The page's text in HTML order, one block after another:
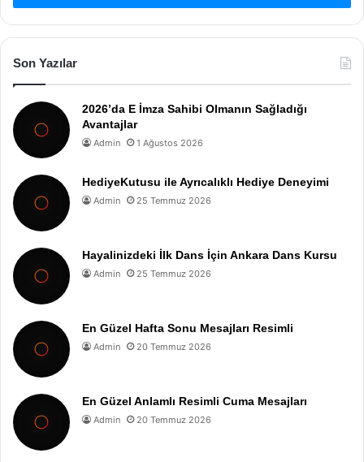
Son Yazılar
2026’da E İmza Sahibi Olmanın Sağladığı
Avantajlar
Admin 1 Ağustos 2026
HediyeKutusu ile Ayrıcalıklı Hediye Deneyimi
Admin 25 Temmuz 2026
Hayalinizdeki İlk Dans İçin Ankara Dans Kursu
Admin 25 Temmuz 2026
En Güzel Hafta Sonu Mesajları Resimli
Admin 20 Temmuz 2026
En Güzel Anlamlı Resimli Cuma Mesajları
Admin 20 Temmuz 2026